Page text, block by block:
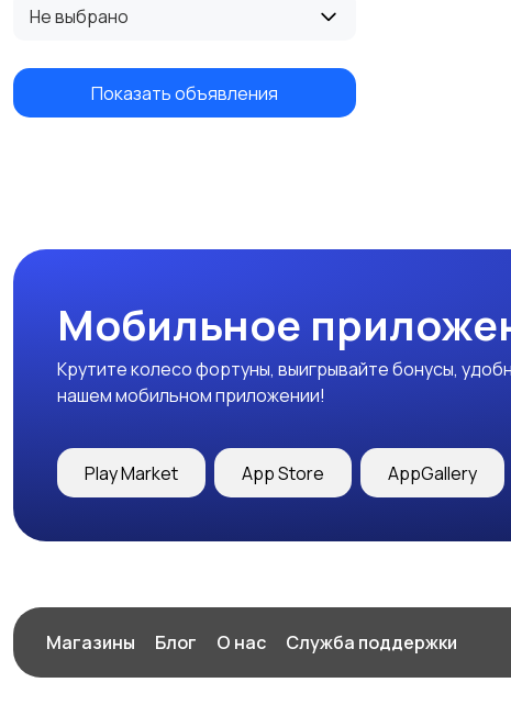
Не выбрано
Показать объявления
Мобильное
Крутите колесо фортуны, выигрывайте бонусы,
нашем мобильном приложении!
Play Market App Store AppGallery
Магазины Блог О нас Служба поддержки